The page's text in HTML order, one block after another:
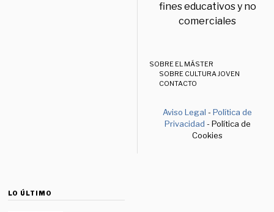
fines educativos y no
comerciales
SOBRE EL MÁSTER
SOBRE CULTURA JOVEN
CONTACTO
Aviso Legal -Política de
Privacidad - Política de
Cookies
LO ÚLTIMO